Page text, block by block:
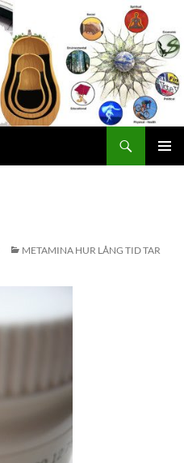
METAMINA HUR LÅNG TID TAR